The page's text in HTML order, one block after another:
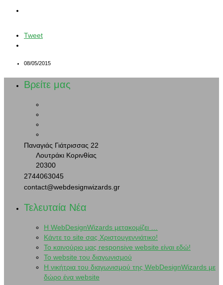
Tweet
08/05/2015
Βρείτε μας
Παναγιάς Γιάτρισσας 22
Λουτράκι Κορινθίας
20300
2744063045
contact@webdesignwizards.gr
Τελευταία Νέα
H WebDesignWizards μετακομίζει …
Κάντε το site σας Χριστουγεννιάτικο!
Το καινούριο μας responsive website είναι εδώ!
Το website του διαγωνισμού
Η νικήτρια του διαγωνισμού της WebDesignWizards με
δώρο ένα website